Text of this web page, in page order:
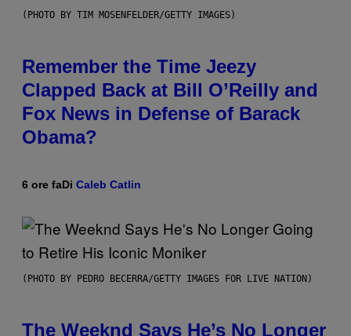
(PHOTO BY TIM MOSENFELDER/GETTY IMAGES)
Remember the Time Jeezy
Clapped Back at Bill O’Reilly and
Fox News in Defense of Barack
Obama?
6 ore faDi Caleb Catlin
(PHOTO BY PEDRO BECERRA/GETTY IMAGES FOR LIVE NATION)
The Weeknd Says He’s No Longer